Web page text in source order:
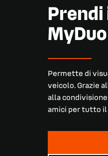
Prendi
MyDuo
Permette di
veicolo. Grazie
alla
amici per tutto il